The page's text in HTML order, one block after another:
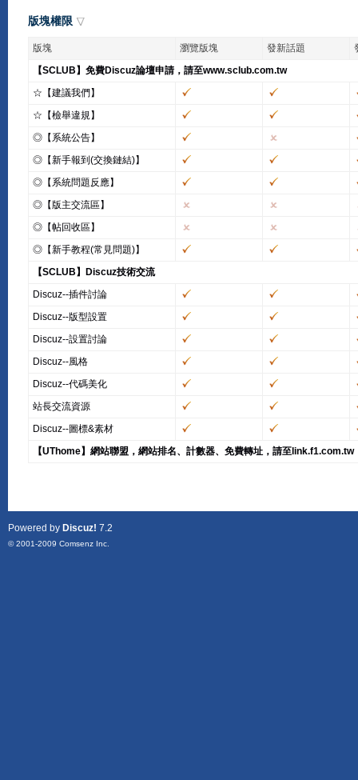
版塊權限
版塊 瀏覽版塊 發新話題
【SCLUB】免費Discuz論壇申請，請至www.sclub.com.tw
☆【建議我們】
☆【檢舉違規】
◎【系統公告】
◎【新手報到(交換鏈結)】
◎【系統問題反應】
◎【版主交流區】
◎【帖回收區】
◎【新手教程(常見問題)】
【SCLUB】Discuz技術交流
Discuz--插件討論
Discuz--版型設置
Discuz--設置討論
Discuz--風格
Discuz--代碼美化
站長交流資源
Discuz--圖標&素材
【UThome】網站聯盟，網站排名、計數器、免費轉址，請至link.f1.com.tw
Powered by Discuz! 7.2
© 2001-2009 Comsenz Inc.